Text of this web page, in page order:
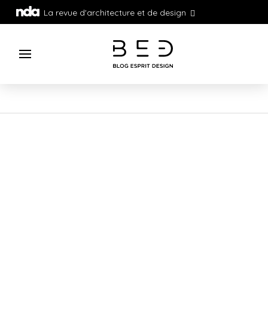
La revue d'architecture et de design